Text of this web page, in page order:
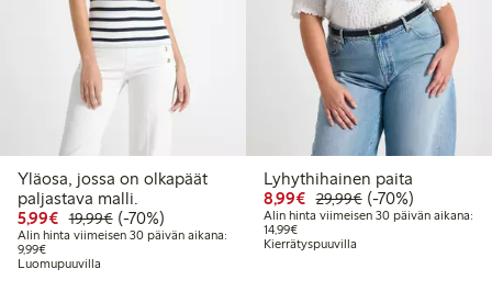
Yläosa, jossa on olkapäät
paljastava malli.
5,99€ Alennettu hinta: 5,99 €
19,99€Normaalihinta: 19,99 €
70% alennus
(-70%)
Alin hinta viimeisen 30 päivän aikana:
9,99€Alin hinta viimeisen 30 päivän aikana: 9,99 €
Luomupuuvilla
Lyhythihainen paita
8,99€ Alennettu hinta: 8,99 €
29,99€Normaalihinta:
70% alennus
(-70%)
Alin hinta viimeisen 30 päivän aikana:
14,99€Alin hinta viimeisen 30 päivän
Kierrätyspuuvilla